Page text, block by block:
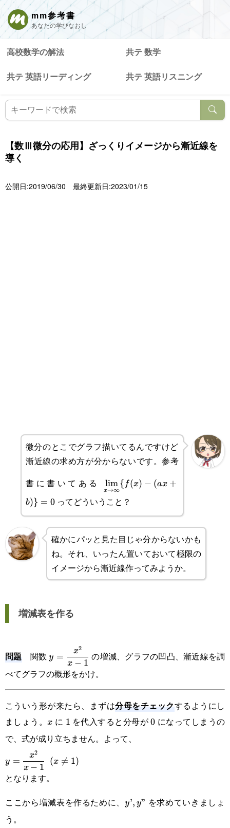
mm参考書
あなたの学びなおし
高校数学の解法 共テ 数学
共テ 英語リーディング 共テ 英語リスニング
【数Ⅲ微分の応用】ざっくりイメージから漸近線を
導く
公開日:2019/06/30 最終更新日:2023/01/15
微分のとこでグラフ描いてるんですけど
漸近線の求め方が分からないです。参考
書に書いてある
{f(x)-(ax+b)\}=0
x→∞
lim{ f(x) − (ax +
b)} = 0ってどういうこと？
確かにパッと見た目じゃ分からないかも
ね。それ、いったん置いておいて極限の
イメージから漸近線作ってみようか。
増減表を作る
問題 関数 \displaystyle
y=\frac{x^2}
y =
x − 1
x2
の増減、グラフの凹凸、漸近線を調
べてグラフの概形をかけ。
こういう形が来たら、まずは分母をチェックするようにし
ましょう。x
x に 1
1 を代入すると分母が0
0 になってしまうの
で、式が成り立ちません。よって、
\displaystyle
y=\frac{x^2}
1}\enspace
y =
x − 1
x2
(x 
= 1)
となります。
ここから増減表を作るために、y’,y”
y’, y” を求めていきましょ
う。